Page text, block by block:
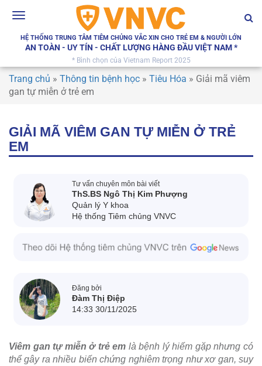
Toggle
HỆ THỐNG TRUNG TÂM TIÊM CHỦNG VẮC XIN CHO TRẺ EM & NGƯỜI LỚN
AN TOÀN - UY TÍN - CHẤT LƯỢNG HÀNG ĐẦU VIỆT NAM *
* Bình chọn của Vietnam Report 2025
Trang chủ » Thông tin bệnh học » Tiêu Hóa » Giải mã viêm
gan tự miễn ở trẻ em
GIẢI MÃ VIÊM GAN TỰ MIỄN Ở TRẺ
EM
Tư vấn chuyên môn bài viết
ThS.BS Ngô Thị Kim Phượng
Quản lý Y khoa
Hệ thống Tiêm chủng VNVC
Đăng bởi
Đàm Thị Điệp
14:33 30/11/2025
Viêm gan tự miễn ở trẻ em là bệnh lý hiếm gặp nhưng có
thể gây ra nhiều biến chứng nghiêm trọng như xơ gan, suy